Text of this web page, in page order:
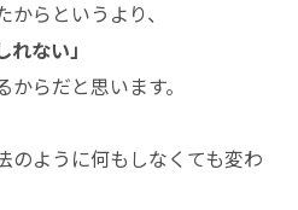
らというより、
ない」
らだと思います。
のように何もしなくても変わ